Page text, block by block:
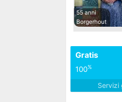
55 anni
Borgerhout
Gratis
100%